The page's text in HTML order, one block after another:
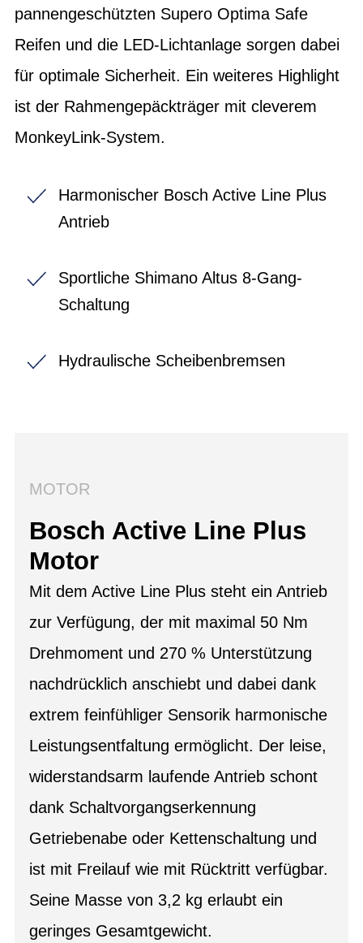
pannengeschützten Supero Optima Safe
Reifen und die LED-Lichtanlage sorgen dabei
für optimale Sicherheit. Ein weiteres Highlight
ist der Rahmengepäckträger mit cleverem
MonkeyLink-System.
Harmonischer Bosch Active Line Plus
Antrieb
Sportliche Shimano Altus 8-Gang-
Schaltung
Hydraulische Scheibenbremsen
MOTOR
Bosch Active Line Plus
Motor
Mit dem Active Line Plus steht ein Antrieb
zur Verfügung, der mit maximal 50 Nm
Drehmoment und 270 % Unterstützung
nachdrücklich anschiebt und dabei dank
extrem feinfühliger Sensorik harmonische
Leistungsentfaltung ermöglicht. Der leise,
widerstandsarm laufende Antrieb schont
dank Schaltvorgangserkennung
Getriebenabe oder Kettenschaltung und
ist mit Freilauf wie mit Rücktritt verfügbar.
Seine Masse von 3,2 kg erlaubt ein
geringes Gesamtgewicht.